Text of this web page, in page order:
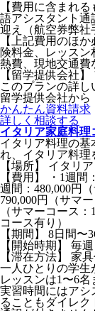
【費用に含まれ
語アシスタント通
迎え（航空券弊社
【上記費用のほ
険料金、レッス
熱費、現地交通費
【留学提供会社
このプランの詳し
留学提供会社から
かんたん資料請求
詳しく 相談する
イタリア家庭料理
イタリア料理の
れ、イタリア料理
【場所】 イタリ
【費用】 ・1週間
週間：480,000円
790,000円（サマ
（サマーコース
コース有り）
【期間】 8日間〜
【開始時期】 毎
【滞在方法】 家
一人ひとりの学生
レッスンは1〜6
実習時間にはアシ
ることもダイレク